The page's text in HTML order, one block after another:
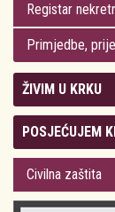
Registar
Primjedbe,
ŽIVIM U KRKU
Kolegij
Gradsko vijeće
Odluke Grada
POSJEĆUJEM
Plan Grada Krka
Krk 360° VR
Civilna zaštita